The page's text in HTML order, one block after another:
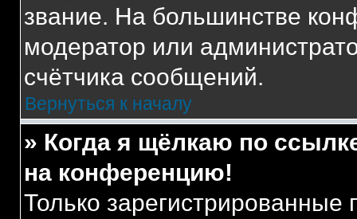
звание. На большинстве
модератор или
счётчика сообщений.
Вернуться к началу
» Когда я щёлкаю по
на конференцию!
Только зарегистрированные